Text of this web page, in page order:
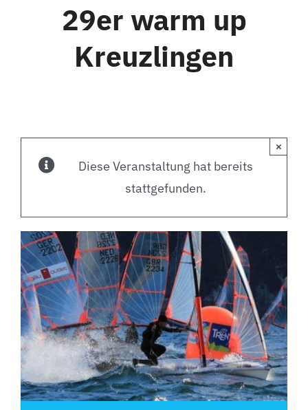
29er warm up
Kreuzlingen
Diese Veranstaltung hat bereits
stattgefunden.
×